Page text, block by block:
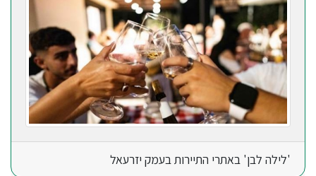
'לילה לבן' באתרי התיירות בעמק יזרעאל